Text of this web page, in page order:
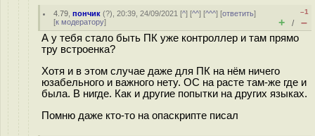
4.79 ,пончик (?), 20:39, 24/09/2021 [^] [^^] [^^^] [ответить]
[к модератору]
–1
+ / –
А у тебя стало быть ПК уже контроллер и там прямо
тру встроенка?
Хотя и в этом случае даже для ПК на нём ничего
юзабельного и важного нету. ОС на расте там-же где и
была. В нигде. Как и другие попытки на других языках.
Помню даже кто-то на опаскрипте писал